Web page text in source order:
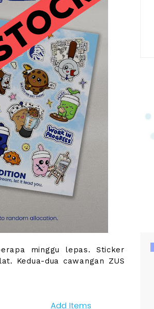
minggu lepas. Sticker
Kedua-dua cawangan ZUS